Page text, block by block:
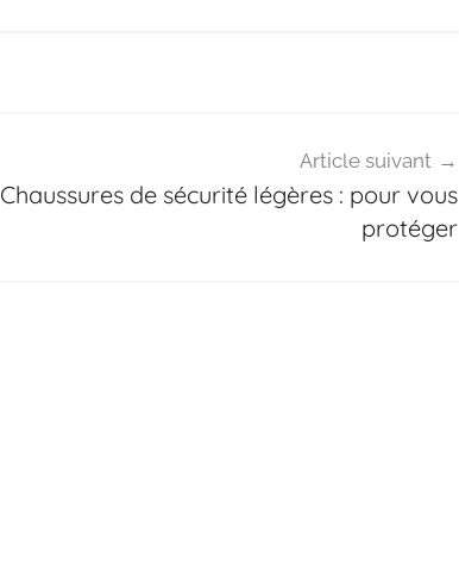
Article suivant
Chaussures de sécurité légères : pour vous
protéger